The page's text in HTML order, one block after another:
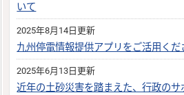
いて
2025年8月14日更新
九州停電情報提供アプリをご活用くだ
2025年6月13日更新
近年の土砂災害を踏まえた、行政のサ